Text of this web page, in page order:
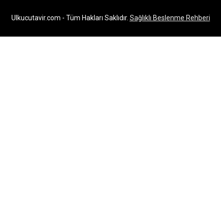
Ulkucutavir.com - Tüm Hakları Saklıdır. Sağlıklı Beslenme Rehberi